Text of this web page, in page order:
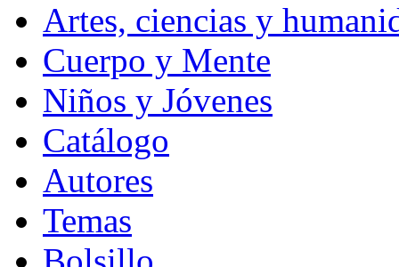
Artes, ciencias y
Cuerpo y Mente
Niños y Jóvenes
Catálogo
Autores
Temas